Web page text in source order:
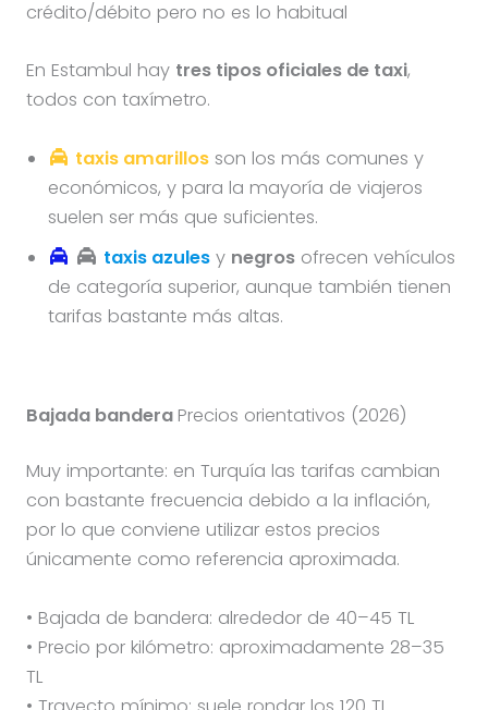
crédito/débito pero no es lo habitual
En Estambul hay tres tipos oficiales de taxi,
todos con taxímetro.
taxis amarillos son los más comunes y
económicos, y para la mayoría de viajeros
suelen ser más que suficientes.
taxis azulesy negrosofrecen vehículos
de categoría superior, aunque también tienen
tarifas bastante más altas.
Bajada bandera Precios orientativos (2026)
Muy importante: en Turquía las tarifas cambian
con bastante frecuencia debido a la inflación,
por lo que conviene utilizar estos precios
únicamente como referencia aproximada.
• Bajada de bandera: alrededor de 40–45 TL
• Precio por kilómetro: aproximadamente 28–35
TL